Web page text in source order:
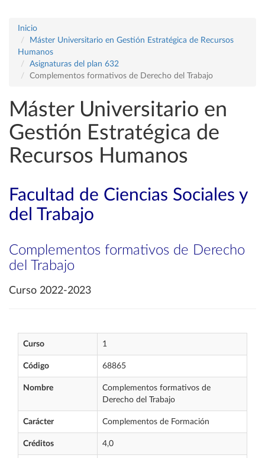
Inicio
Máster Universitario en Gestión Estratégica de Recursos
Humanos
Asignaturas del plan 632
Complementos formativos de Derecho del Trabajo
Máster Universitario en
Gestión Estratégica de
Recursos Humanos
Facultad de Ciencias Sociales y
del Trabajo
Complementos formativos de Derecho
del Trabajo
Curso 2022-2023
Curso 1
Código 68865
Nombre
Complementos formativos de
Derecho del Trabajo
Carácter Complementos de Formación
Créditos 4,0